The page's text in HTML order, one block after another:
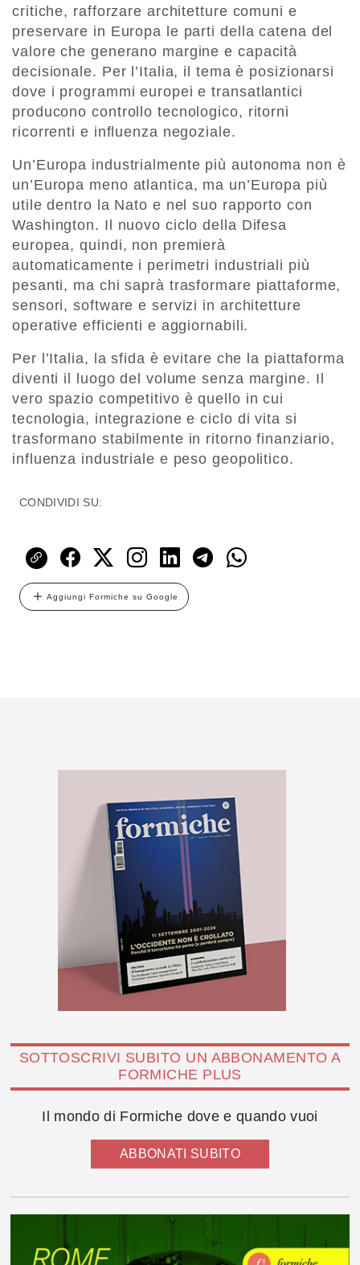
critiche, rafforzare architetture comuni e
preservare in Europa le parti della catena del
valore che generano margine e capacità
decisionale. Per l’Italia, il tema è posizionarsi
dove i programmi europei e transatlantici
producono controllo tecnologico, ritorni
ricorrenti e influenza negoziale.
Un’Europa industrialmente più autonoma non è
un’Europa meno atlantica, ma un’Europa più
utile dentro la Nato e nel suo rapporto con
Washington. Il nuovo ciclo della Difesa
europea, quindi, non premierà
automaticamente i perimetri industriali più
pesanti, ma chi saprà trasformare piattaforme,
sensori, software e servizi in architetture
operative efficienti e aggiornabili.
Per l’Italia, la sfida è evitare che la piattaforma
diventi il luogo del volume senza margine. Il
vero spazio competitivo è quello in cui
tecnologia, integrazione e ciclo di vita si
trasformano stabilmente in ritorno finanziario,
influenza industriale e peso geopolitico.
CONDIVIDI SU:
Aggiungi Formiche su Google
SOTTOSCRIVI SUBITO UN ABBONAMENTO A
FORMICHE PLUS
Il mondo di Formiche dove e quando vuoi
ABBONATI SUBITO